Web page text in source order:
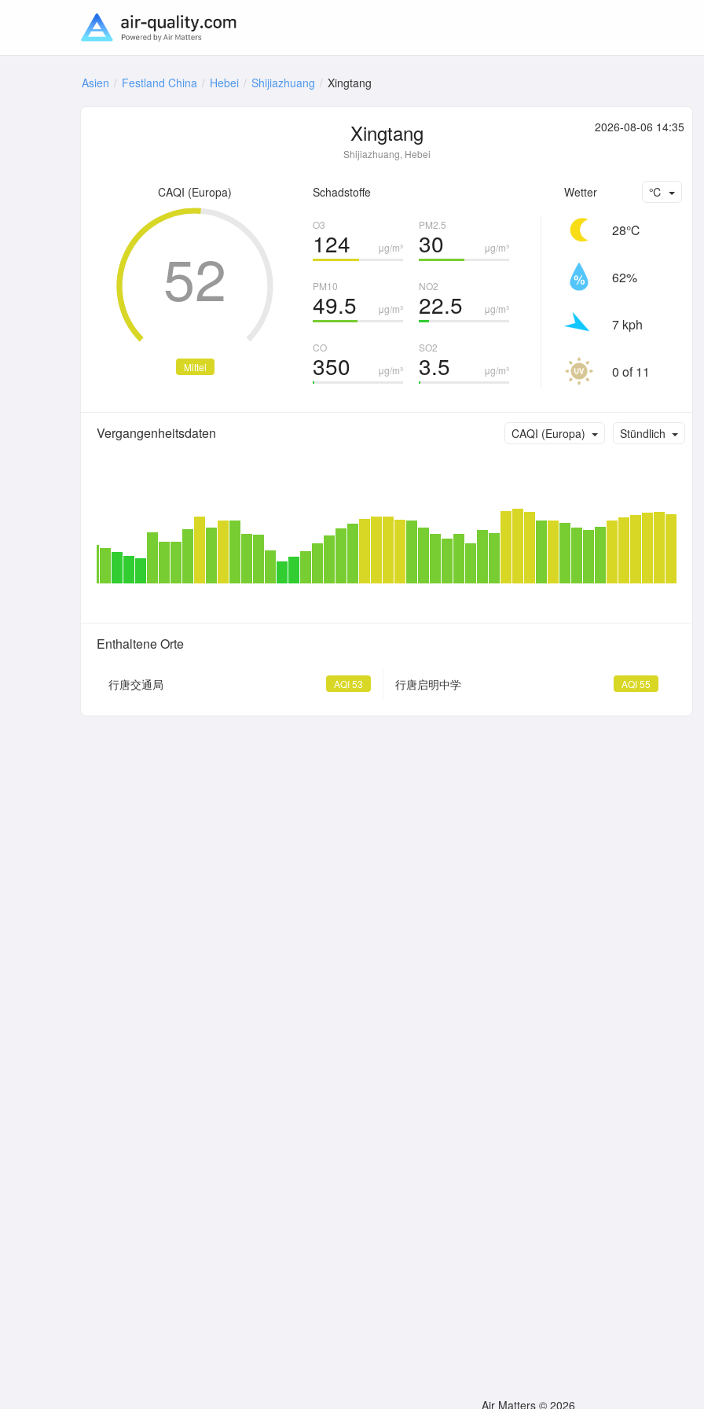
Asien Festland China Hebei Shijiazhuang Xingtang
Xingtang
Shijiazhuang, Hebei
2026-08-06 14:35
CAQI (Europa)
Mittel
52
Schadstoffe
O3
μg/m³
124
PM2.5
μg/m³
30
PM10
μg/m³
49.5
NO2
μg/m³
22.5
CO
μg/m³
350
SO2
μg/m³
3.5
Wetter ℃
28℃
62%
7 kph
0 of 11
Vergangenheitsdaten Stündlich
CAQI (Europa)
Enthaltene Orte
行唐交通局 AQI 53 行唐启明中学 AQI 55
Air Matters © 2026